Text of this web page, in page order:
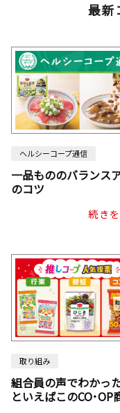
最新
ヘルシーコープ通信
一品もののバランス
のコツ
続き
取り組み
組合員の声でわか
といえばこのCO･OP